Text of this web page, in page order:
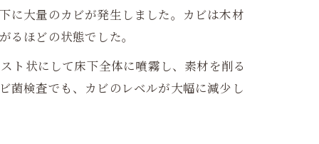
に大量のカビが発生しました。カビは木材
るほどの状態でした。
ト状にして床下全体に噴霧し、素材を削る
菌検査でも、カビのレベルが大幅に減少し